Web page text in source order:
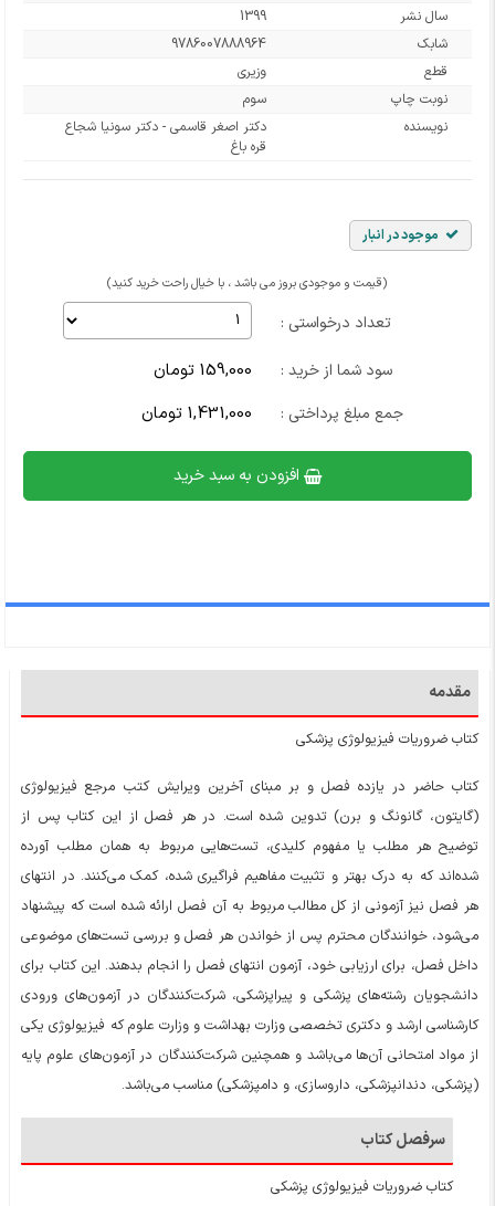
سال نشر
1399
شابک
9786007888964
قطع
وزیری
نوبت چاپ
سوم
نویسنده
دکتر اصغر قاسمی - دکتر سونیا شجاع
قره باغ
موجود در انبار
(قیمت و موجودی بروز می باشد ، با خیال راحت خرید کنید)
تعداد درخواستی :
سود شما از خرید : 159,000 تومان
جمع مبلغ پرداختی : 1,431,000 تومان
افزودن به سبد خرید
مقدمه
کتاب ضروریات فیزیولوژی پزشکی
کتاب حاضر در یازده فصل و بر مبنای آخرین ویرایش کتب مرجع فیزیولوژی
(گایتون، گانونگ و برن) تدوین شده است. در هر فصل از این کتاب پس از
توضیح هر مطلب یا مفهوم کلیدی، تست‌هایی مربوط به همان مطلب آورده
شده‌اند که به درک بهتر و تثبیت مفاهیم فراگیری شده، کمک می‌کنند. در انتهای
هر فصل نیز آزمونی از کل مطالب مربوط به آن فصل ارائه شده است که پیشنهاد
می‌شود، خوانندگان محترم پس از خواندن هر فصل و بررسی تست‌های موضوعی
داخل فصل، برای ارزیابی خود، آزمون انتهای فصل را انجام بدهند. این کتاب برای
دانشجویان رشته‌های پزشکی و پیراپزشکی، شرکت‌کنندگان در آزمون‌های ورودی
کارشناسی ارشد و دکتری تخصصی وزارت بهداشت و وزارت علوم که فیزیولوژی یکی
از مواد امتحانی آن‌ها می‌باشد و همچنین شرکت‌کنندگان در آزمون‌های علوم پایه
(پزشکی، دندانپزشکی، داروسازی، و دامپزشکی) مناسب می‌باشد.
سرفصل کتاب
کتاب ضروریات فیزیولوژی پزشکی